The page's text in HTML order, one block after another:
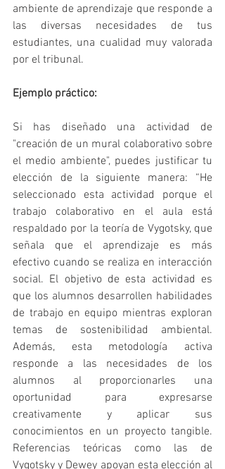
ambiente de aprendizaje que responde a
las diversas necesidades de tus
estudiantes, una cualidad muy valorada
por el tribunal.
Ejemplo práctico:
Si has diseñado una actividad de
"creación de un mural colaborativo sobre
el medio ambiente", puedes justificar tu
elección de la siguiente manera: “He
seleccionado esta actividad porque el
trabajo colaborativo en el aula está
respaldado por la teoría de Vygotsky, que
señala que el aprendizaje es más
efectivo cuando se realiza en interacción
social. El objetivo de esta actividad es
que los alumnos desarrollen habilidades
de trabajo en equipo mientras exploran
temas de sostenibilidad ambiental.
Además, esta metodología activa
responde a las necesidades de los
alumnos al proporcionarles una
oportunidad para expresarse
creativamente y aplicar sus
conocimientos en un proyecto tangible.
Referencias teóricas como las de
Vygotsky y Dewey apoyan esta elección al